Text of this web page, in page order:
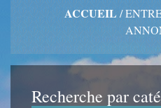
ACCUEIL /
Recherche par